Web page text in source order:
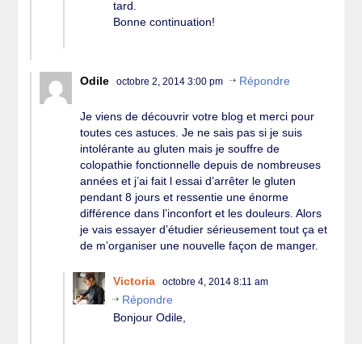
tard.
Bonne continuation!
Odile octobre 2, 2014 3:00 pm Répondre
Je viens de découvrir votre blog et merci pour
toutes ces astuces. Je ne sais pas si je suis
intolérante au gluten mais je souffre de
colopathie fonctionnelle depuis de nombreuses
années et j’ai fait l essai d’arrêter le gluten
pendant 8 jours et ressentie une énorme
différence dans l’inconfort et les douleurs. Alors
je vais essayer d’étudier sérieusement tout ça et
de m’organiser une nouvelle façon de manger.
Victoria octobre 4, 2014 8:11 am
Répondre
Bonjour Odile,